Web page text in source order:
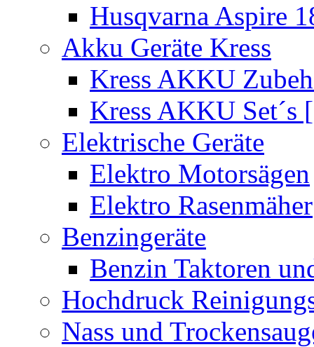
Husqvarna Aspire
Akku Geräte Kress
Kress AKKU
Kress AKKU Set´s
Elektrische Geräte
Elektro Motorsägen
Elektro Rasenmäher
Benzingeräte
Benzin Taktoren
Hochdruck
Nass und